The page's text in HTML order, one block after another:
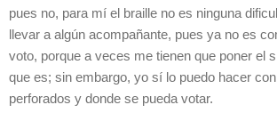
pues no, para mí el braille no es ninguna
llevar a algún acompañante, pues ya no es
voto, porque a veces me tienen que poner el
que es; sin embargo, yo sí lo puedo hacer
perforados y donde se pueda votar.